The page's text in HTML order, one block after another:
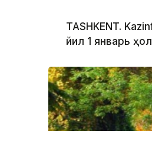
TASHKENT.
йил 1 январь